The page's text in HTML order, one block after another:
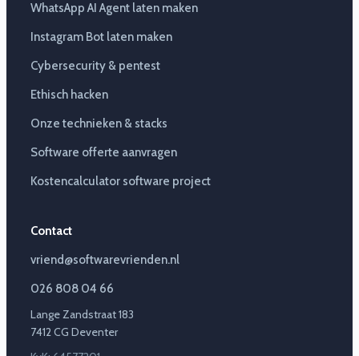
WhatsApp AI Agent laten maken
Instagram Bot laten maken
Cybersecurity & pentest
Ethisch hacken
Onze technieken & stacks
Software offerte aanvragen
Kostencalculator software project
Contact
vriend@softwarevrienden.nl
026 808 04 66
Lange Zandstraat 183
7412 CG Deventer